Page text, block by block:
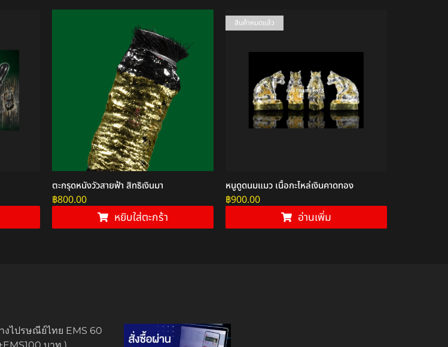
ตะกรุดหนังวัวสายฟ้า สิทธิเงินมา
฿800.00
หยิบใส่ตะกร้า
สินค้าหมดแล้ว
หนูดูดนมแมว เนื้อกะไหล่เงินคาดทอง
฿900.00
อ่านเพิ่ม
งไปรษณีย์ไทย EMS 60